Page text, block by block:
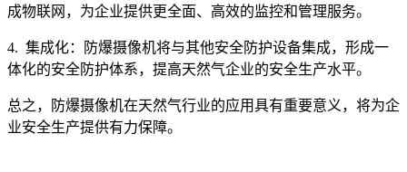
成物联网，为企业提供更全面、高效的监控和管理服务。
4. 集成化：防爆摄像机将与其他安全防护设备集成，形成一
体化的安全防护体系，提高天然气企业的安全生产水平。
总之，防爆摄像机在天然气行业的应用具有重要意义，将为企
业安全生产提供有力保障。